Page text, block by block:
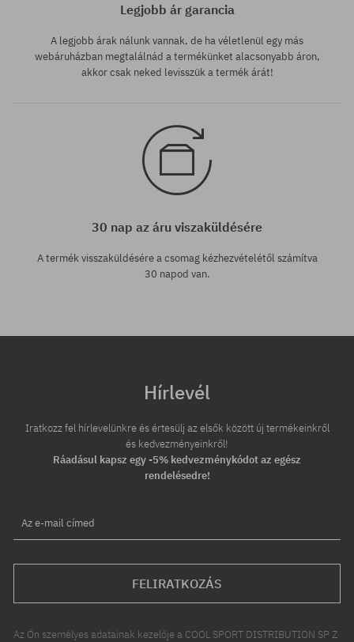
Legjobb ár garancia
A legjobb árak nálunk vannak, de ha véletlenül egy más
webáruházban megtalálnád a termékünket alacsonyabb áron,
akkor csak neked levisszük a termék árát!
30 nap az áru viszaküldésére
A termék visszaküldésére a csomag kézhezvételétől számítva
30 napod van.
Hírlevél
Iratkozz fel hírlevelünkre és értesülj az elsők között új termékeinkről
és kedvezményeinkről!
Ráadásul kapsz egy -5% kedvezménykódot az egész
rendelésedre!
Az e-mail címed
FELIRATKOZÁS
Az Ön személyes adatainak kezelője a COOL SPORT DISTRIBUTION SP Z